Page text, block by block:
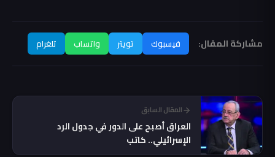
مشاركة المقال: فيسبوك تويتر واتساب تلغرام
المقال السابق
العراق أصبح على الدور في جدول الرد
الإسرائيلي.. كاتب